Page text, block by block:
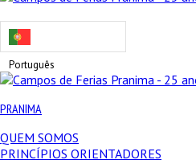
Português
PRANIMA
QUEM SOMOS
PRINCÍPIOS ORIENTADORES